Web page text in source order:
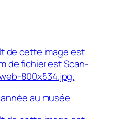
au musée